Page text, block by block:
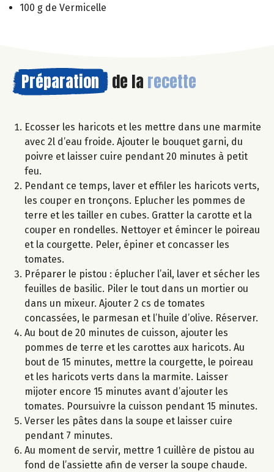
100 g de Vermicelle
Préparation de la recette
Ecosser les haricots et les mettre dans une marmite
avec 2l d’eau froide. Ajouter le bouquet garni, du
poivre et laisser cuire pendant 20 minutes à petit
feu.
Pendant ce temps, laver et effiler les haricots verts,
les couper en tronçons. Eplucher les pommes de
terre et les tailler en cubes. Gratter la carotte et la
couper en rondelles. Nettoyer et émincer le poireau
et la courgette. Peler, épiner et concasser les
tomates.
Préparer le pistou : éplucher l’ail, laver et sécher les
feuilles de basilic. Piler le tout dans un mortier ou
dans un mixeur. Ajouter 2 cs de tomates
concassées, le parmesan et l’huile d’olive. Réserver.
Au bout de 20 minutes de cuisson, ajouter les
pommes de terre et les carottes aux haricots. Au
bout de 15 minutes, mettre la courgette, le poireau
et les haricots verts dans la marmite. Laisser
mijoter encore 15 minutes avant d’ajouter les
tomates. Poursuivre la cuisson pendant 15 minutes.
Verser les pâtes dans la soupe et laisser cuire
pendant 7 minutes.
Au moment de servir, mettre 1 cuillère de pistou au
fond de l’assiette afin de verser la soupe chaude.